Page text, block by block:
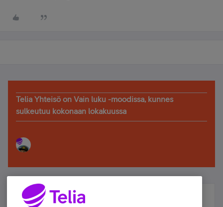
Telia Yhteisö on Vain luku -moodissa, kunnes
sulkeutuu kokonaan lokakuussa
Älä jää paitsi – osallistu ja voita!